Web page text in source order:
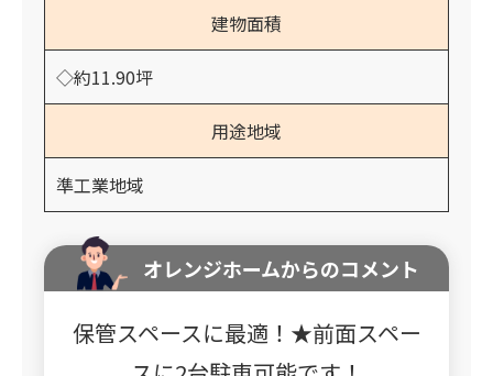
建物面積
◇約11.90坪
用途地域
準工業地域
オレンジホームからのコメント
保管スペースに最適！★前面スペー